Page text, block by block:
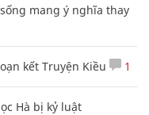
mang ý nghĩa thay
kết Truyện Kiều 1
Hà bị kỷ luật